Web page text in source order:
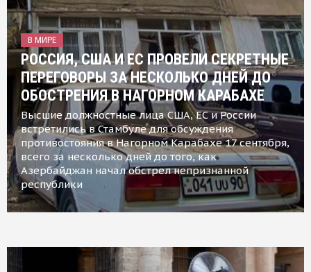
В МИРЕ
РОССИЯ, США И ЕС ПРОВЕЛИ СЕКРЕТНЫЕ
ПЕРЕГОВОРЫ ЗА НЕСКОЛЬКО ДНЕЙ ДО
ОБОСТРЕНИЯ В НАГОРНОМ КАРАБАХЕ
Высшие должностные лица США, ЕС и России
встретились в Стамбуле для обсуждения
противостояния в Нагорном Карабахе 17 сентября,
всего за несколько дней до того, как
Азербайджан начал обстрел непризнанной
республики